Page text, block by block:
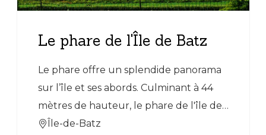
Le phare de l'Île de Batz
Le phare offre un splendide panorama
sur l’île et ses abords. Culminant à 44
mètres de hauteur, le phare de l'île de
Batz compte 198 marches.
Île-de-Batz